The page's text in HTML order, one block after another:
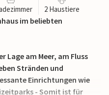
2 Haustiere
im beliebten
Lage am Meer, am Fluss
Stränden und
Einrichtungen wie
- Somit ist für